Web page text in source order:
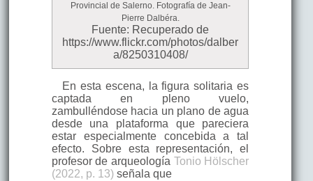
Provincial de Salerno. Fotografía de Jean-
Pierre Dalbéra.
Fuente: Recuperado de
https://www.flickr.com/photos/dalber
a/8250310408/
En esta escena, la figura solitaria es
captada en pleno vuelo,
zambulléndose hacia un plano de agua
desde una plataforma que pareciera
estar especialmente concebida a tal
efecto. Sobre esta representación, el
profesor de arqueología Tonio Hölscher
(2022, p. 13) señala que